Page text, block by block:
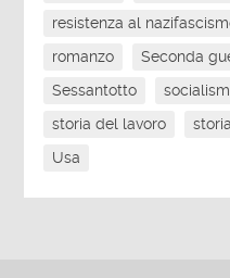
resistenza al
romanzo
Seconda
Sessantotto
storia del lavoro
Usa